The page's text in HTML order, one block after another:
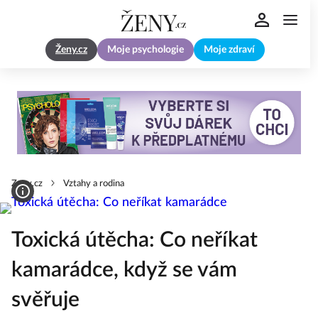
Ženy.cz Moje psychologie Moje zdraví
Zeny.cz Vztahy a rodina
Toxická útěcha: Co neříkat
kamarádce, když se vám
svěřuje